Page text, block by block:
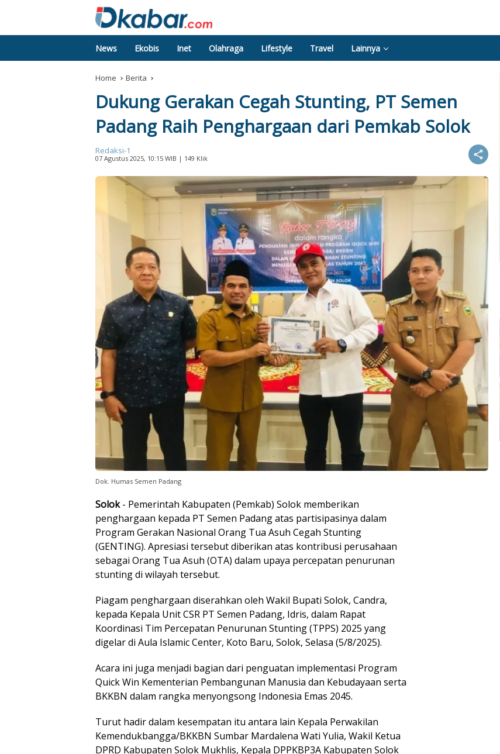
News Ekobis Inet Olahraga Lifestyle Travel Lainnya
Home Berita
Dukung Gerakan Cegah Stunting, PT Semen
Padang Raih Penghargaan dari Pemkab Solok
Redaksi-1
07 Agustus 2025, 10:15 WIB | 149 Klik
Dok. Humas Semen Padang
Solok- Pemerintah Kabupaten (Pemkab) Solok memberikan
penghargaan kepada PT Semen Padang atas partisipasinya dalam
Program Gerakan Nasional Orang Tua Asuh Cegah Stunting
(GENTING). Apresiasi tersebut diberikan atas kontribusi perusahaan
sebagai Orang Tua Asuh (OTA) dalam upaya percepatan penurunan
stunting di wilayah tersebut.
Piagam penghargaan diserahkan oleh Wakil Bupati Solok, Candra,
kepada Kepala Unit CSR PT Semen Padang, Idris, dalam Rapat
Koordinasi Tim Percepatan Penurunan Stunting (TPPS) 2025 yang
digelar di Aula Islamic Center, Koto Baru, Solok, Selasa (5/8/2025).
Acara ini juga menjadi bagian dari penguatan implementasi Program
Quick Win Kementerian Pembangunan Manusia dan Kebudayaan serta
BKKBN dalam rangka menyongsong Indonesia Emas 2045.
Turut hadir dalam kesempatan itu antara lain Kepala Perwakilan
Kemendukbangga/BKKBN Sumbar Mardalena Wati Yulia, Wakil Ketua
DPRD Kabupaten Solok Mukhlis, Kepala DPPKBP3A Kabupaten Solok